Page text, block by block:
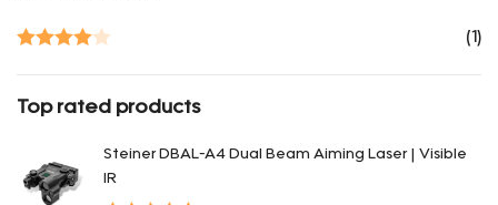
(1)
Top rated products
Steiner DBAL-A4 Dual Beam Aiming Laser | Visible
IR